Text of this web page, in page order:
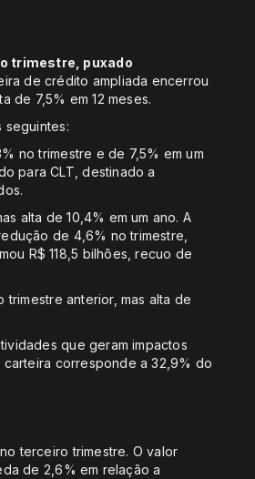
trimestre, puxado
de crédito ampliada encerrou
de 7,5% em 12 meses.
seguintes:
no trimestre e de 7,5% em um
para CLT, destinado a
alta de 10,4% em um ano. A
de 4,6% no trimestre,
R$ 118,5 bilhões, recuo de
anterior, mas alta de
que geram impactos
carteira corresponde a 32,9% do
terceiro trimestre. O valor
de 2,6% em relação a